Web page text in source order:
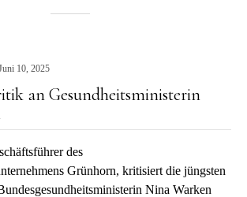
10, 2025
an Gesundheitsministerin
des
Grünhorn, kritisiert die jüngsten
Nina Warken